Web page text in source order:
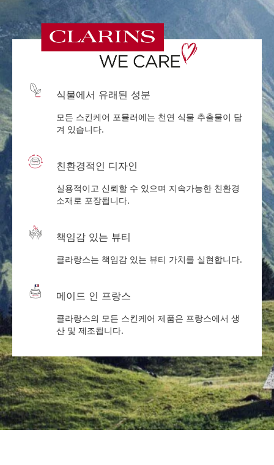
식물에서 유래된 성분
모든 스킨케어 포뮬러에는 천연 식물 추출물이 담
겨 있습니다.
친환경적인 디자인
실용적이고 신뢰할 수 있으며 지속가능한 친환경
소재로 포장됩니다.
책임감 있는 뷰티
클라랑스는 책임감 있는 뷰티 가치를 실현합니다.
메이드 인 프랑스
클라랑스의 모든 스킨케어 제품은 프랑스에서 생
산 및 제조됩니다.